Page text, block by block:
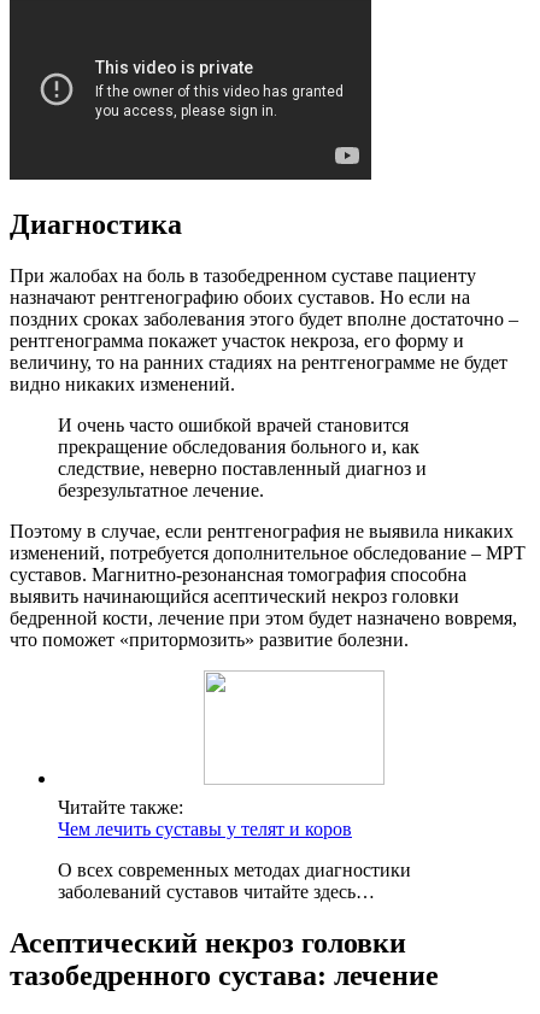
Диагностика
При жалобах на боль в тазобедренном суставе пациенту
назначают рентгенографию обоих суставов. Но если на
поздних сроках заболевания этого будет вполне достаточно –
рентгенограмма покажет участок некроза, его форму и
величину, то на ранних стадиях на рентгенограмме не будет
видно никаких изменений.
И очень часто ошибкой врачей становится
прекращение обследования больного и, как
следствие, неверно поставленный диагноз и
безрезультатное лечение.
Поэтому в случае, если рентгенография не выявила никаких
изменений, потребуется дополнительное обследование – МРТ
суставов. Магнитно-резонансная томография способна
выявить начинающийся асептический некроз головки
бедренной кости, лечение при этом будет назначено вовремя,
что поможет «притормозить» развитие болезни.
Читайте также:
Чем лечить суставы у телят и коров
О всех современных методах диагностики
заболеваний суставов читайте здесь…
Асептический некроз головки
тазобедренного сустава: лечение